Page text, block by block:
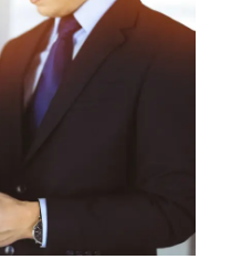
개
호사
그
슈어